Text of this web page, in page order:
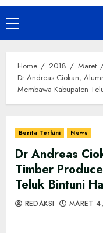
Primary
Menu
Home 2018 Maret
Dr Andreas Ciokan,
Membawa Kabupaten
Berita Terkini News
Dr Andreas
Timber
Teluk Bintuni
REDAKSI MARET